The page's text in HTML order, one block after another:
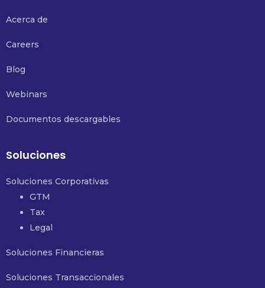
Acerca de
Careers
Blog
Webinars
Documentos descargables
Soluciones
Soluciones Corporativas
GTM
Tax
Legal
Soluciones Financieras
Soluciones Transaccionales